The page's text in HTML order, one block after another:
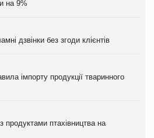
на 9%
дзвінки без згоди клієнтів
імпорту продукції тваринного
продуктами птахівництва на
на 9%
дзвінки без згоди клієнтів
імпорту продукції тваринного
продуктами птахівництва на
на 9%
дзвінки без згоди клієнтів
імпорту продукції тваринного
продуктами птахівництва на